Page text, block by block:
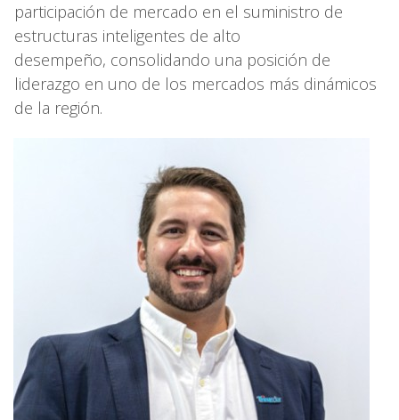
participación de mercado en el suministro de
estructuras inteligentes de alto
desempeño, consolidando una posición de
liderazgo en uno de los mercados más dinámicos
de la región.